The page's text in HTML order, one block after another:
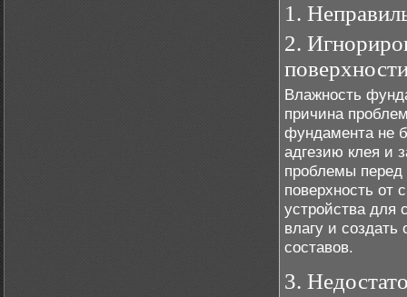
1.
2.
Влажность
причина
фундамента не
адгезию клея и
проблемы перед
поверхность от
устройства для
влагу и
составов.
3.